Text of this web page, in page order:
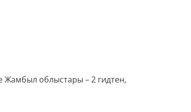
облыстары – 2 гидтен,